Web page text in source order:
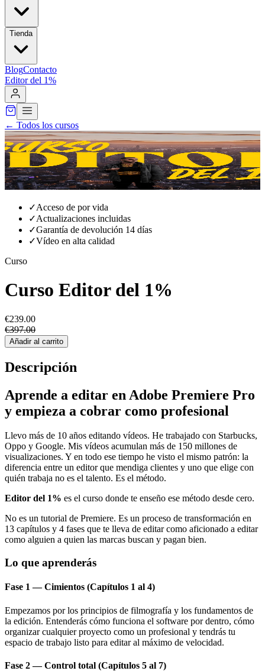
Tienda
BlogContacto
Editor del 1%
← Todos los cursos
✓Acceso de por vida
✓Actualizaciones incluidas
✓Garantía de devolución 14 días
✓Vídeo en alta calidad
Curso
Curso Editor del 1%
€239.00
€397.00
Añadir al carrito
Descripción
Aprende a editar en Adobe Premiere Pro
y empieza a cobrar como profesional
Llevo más de 10 años editando vídeos. He trabajado con Starbucks,
Oppo y Google. Mis vídeos acumulan más de 150 millones de
visualizaciones. Y en todo ese tiempo he visto el mismo patrón: la
diferencia entre un editor que mendiga clientes y uno que elige con
quién trabaja no es el talento. Es el método.
Editor del 1% es el curso donde te enseño ese método desde cero.
No es un tutorial de Premiere. Es un proceso de transformación en
13 capítulos y 4 fases que te lleva de editar como aficionado a editar
como alguien a quien las marcas buscan y pagan bien.
Lo que aprenderás
Fase 1 — Cimientos (Capítulos 1 al 4)
Empezamos por los principios de filmografía y los fundamentos de
la edición. Entenderás cómo funciona el software por dentro, cómo
organizar cualquier proyecto como un profesional y tendrás tu
espacio de trabajo listo para editar al máximo de velocidad.
Fase 2 — Control total (Capítulos 5 al 7)